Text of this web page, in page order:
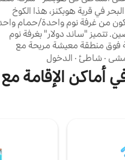
في قرية هوبكنز، هذا الكوخ
من غرفة نوم واحدة/حمام
تتميز "ساند دولار" بغرفة نوم
فوق منطقة معيشة مريحة مع
إلى مكيف هواء في غرفة
بشرفة خاصة على شاطئ البحر
على البحر الكاريبي مثالية لتناول
في الهواء الطلق. يقع هذا
· شاطئ · الدخول
في أماكن الإقامة